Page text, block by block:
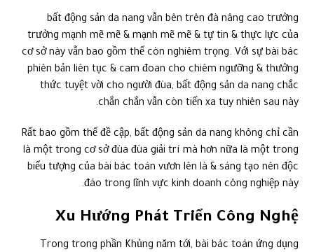
bất động sản da nang vẫn bên trên đà nâng cao trưởng
trưởng mạnh mẽ mẽ & mạnh mẽ mẽ & tự tin & thực lực của
cơ sở này vẫn bao gồm thể còn nghiêm trọng. Với sự bài bác
phiên bản liên tục & cam đoan cho chiêm ngưỡng & thưởng
thức tuyệt vời cho người đùa, bất động sản da nang chắc
chắn chắn vẫn còn tiến xa tuy nhiên sau này.
Rất bao gồm thể đề cập, bất động sản da nang không chỉ cần
là một trong cơ sở đùa đùa giải trí mà hơn nữa là một trong
biểu tượng của bài bác toán vươn lên là & sáng tạo nên độc
đáo trong lĩnh vực kinh doanh công nghiệp này.
Xu Hướng Phát Triển Công Nghệ
Trong trong phần Khủng năm tới, bài bác toán ứng dụng